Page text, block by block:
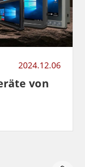
2024.12.06
von